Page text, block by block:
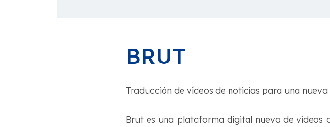
BRUT
Traducción de vídeos de noticias para una
Brut es una plataforma digital nueva de vídeos